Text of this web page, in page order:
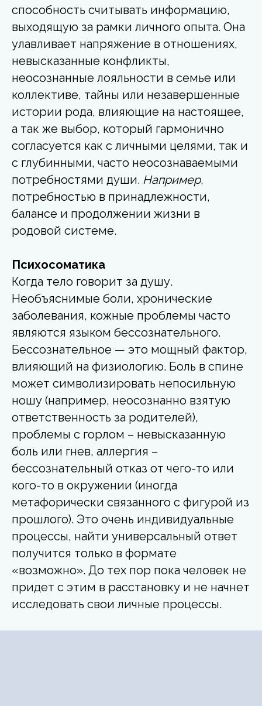
способность считывать информацию,
выходящую за рамки личного опыта. Она
улавливает напряжение в отношениях,
невысказанные конфликты,
неосознанные лояльности в семье или
коллективе, тайны или незавершенные
истории рода, влияющие на настоящее,
а так же выбор, который гармонично
согласуется как с личными целями, так и
с глубинными, часто неосознаваемыми
потребностями души. Например,
потребностью в принадлежности,
балансе и продолжении жизни в
родовой системе.
Психосоматика
Когда тело говорит за душу.
Необъяснимые боли, хронические
заболевания, кожные проблемы часто
являются языком бессознательного.
Бессознательное — это мощный фактор,
влияющий на физиологию. Боль в спине
может символизировать непосильную
ношу (например, неосознанно взятую
ответственность за родителей),
проблемы с горлом – невысказанную
боль или гнев, аллергия –
бессознательный отказ от чего-то или
кого-то в окружении (иногда
метафорически связанного с фигурой из
прошлого). Это очень индивидуальные
процессы, найти универсальный ответ
получится только в формате
«возможно». До тех пор пока человек не
придет с этим в расстановку и не начнет
исследовать свои личные процессы.